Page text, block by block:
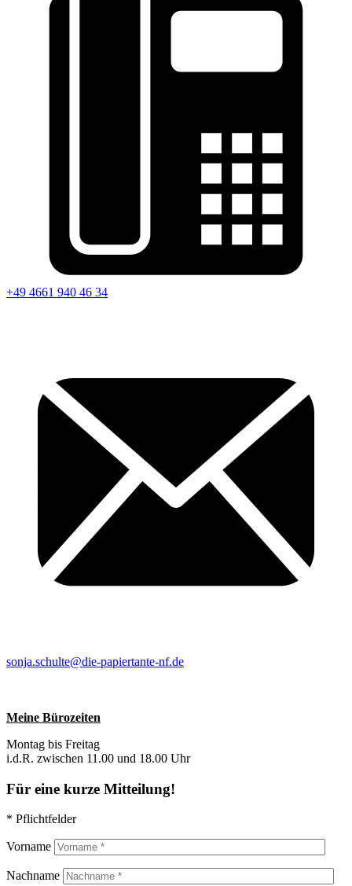
+49 4661 940 46 34
sonja.schulte@die-papiertante-nf.de
Meine Bürozeiten
Montag bis Freitag
i.d.R. zwischen 11.00 und 18.00 Uhr
Für eine kurze Mitteilung!
* Pflichtfelder
Vorname
Nachname